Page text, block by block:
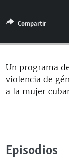
ESPECIALES
ESPECIALES
LA REALIDAD
SER VIEJO EN
KENTU-CUBANO
LA INVASIÓN
MULTIMEDIA
EDITORIALES
SÍGUENOS
Compartir
Un programa
violencia de
a la mujer
Episodios